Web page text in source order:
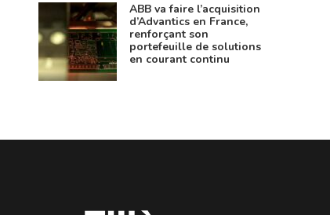
ABB va faire l’acquisition
d’Advantics en France,
renforçant son
portefeuille de solutions
en courant continu